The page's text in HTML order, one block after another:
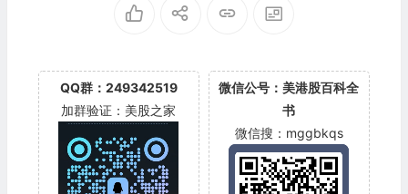
QQ群：249342519
加群验证：美股之家
微信公号：美港股百科全
书
微信搜：mggbkqs